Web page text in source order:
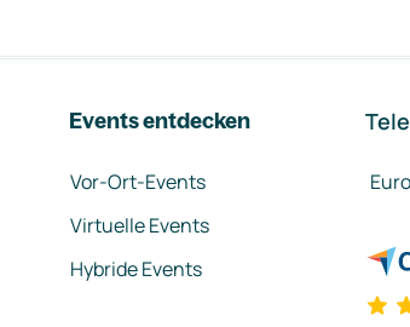
Events entdecken
Vor-Ort-Events
Virtuelle Events
Hybride Events